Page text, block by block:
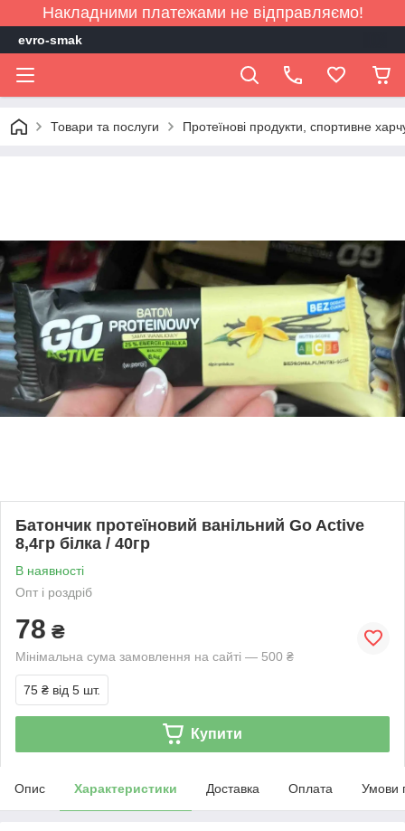
Накладними платежами не відправляємо!
evro-smak
Товари та послуги Протеїнові продукти, спортивне
Батончик протеїновий ванільний Go Active
8,4гр білка / 40гр
В наявності
Опт і роздріб
78 ₴
Мінімальна сума замовлення на сайті — 500 ₴
75 ₴ від 5 шт.
Купити
Опис Характеристики Доставка Оплата Умови